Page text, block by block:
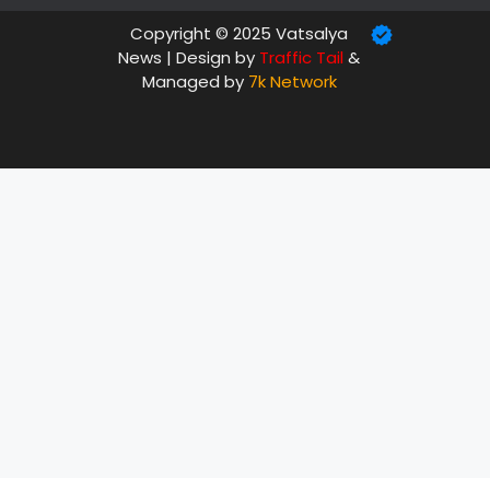
Copyright © 2025 Vatsalya
News | Design by Traffic Tail&
Managed by 7k Network